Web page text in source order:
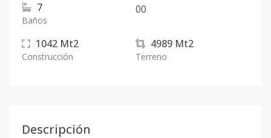
7
Baños
00
1042 Mt2
Construcción
4989 Mt2
Terreno
Descripción